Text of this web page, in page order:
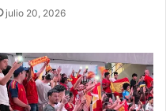
julio 20, 2026